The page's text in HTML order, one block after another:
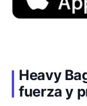
Heavy
fuerza y